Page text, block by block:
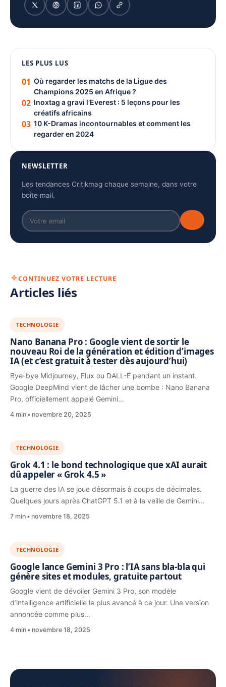
PUBLICITÉ
LES PLUS LUS
01 Où regarder les matchs de la Ligue des
Champions 2025 en Afrique ?
02 Inoxtag a gravi l’Everest : 5 leçons pour les
créatifs africains
03 10 K-Dramas incontournables et comment les
regarder en 2024
NEWSLETTER
Les tendances Critikmag chaque semaine, dans votre
boîte mail.
CONTINUEZ VOTRE LECTURE
Articles liés
TECHNOLOGIE
Nano Banana Pro : Google vient de sortir le
nouveau Roi de la génération et édition d’images
IA (et c’est gratuit à tester dès aujourd’hui)
Bye-bye Midjourney, Flux ou DALL-E pendant un instant.
Google DeepMind vient de lâcher une bombe : Nano Banana
Pro, officiellement appelé Gemini…
4 min novembre 20, 2025
TECHNOLOGIE
Grok 4.1 : le bond technologique que xAI aurait
dû appeler « Grok 4.5 »
La guerre des IA se joue désormais à coups de décimales.
Quelques jours après ChatGPT 5.1 et à la veille de Gemini…
7 min novembre 18, 2025
TECHNOLOGIE
Google lance Gemini 3 Pro : l’IA sans bla-bla qui
génère sites et modules, gratuite partout
Google vient de dévoiler Gemini 3 Pro, son modèle
d’intelligence artificielle le plus avancé à ce jour. Une version
annoncée comme plus…
4 min novembre 18, 2025